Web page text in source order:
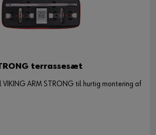
terrassesæt
VIKING ARM STRONG til hurtig montering af